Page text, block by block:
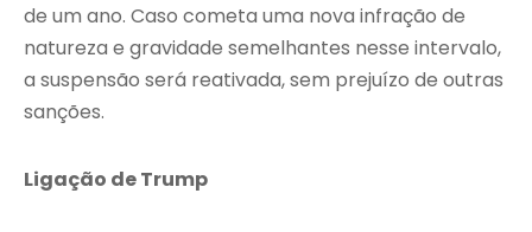
de um ano. Caso cometa uma nova infração de
natureza e gravidade semelhantes nesse intervalo,
a suspensão será reativada, sem prejuízo de outras
sanções.
Ligação de Trump